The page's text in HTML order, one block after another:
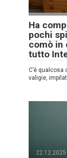
Ha
pochi
comò in
tutto
C’è
valigie,
22.12.2025